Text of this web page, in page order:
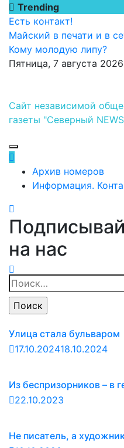
Перейти
содержимому
Trending
Есть контакт!
Майский в печати и в
Кому молодую липу?
Пятница, 7 августа 2026
Сайт независимой
газеты "Северный
Архив номеров
Информация.
на нас
Найти:
Улица стала бульваром
17.10.202418.10.2024
Из беспризорников – в
22.10.2023
Не писатель, а